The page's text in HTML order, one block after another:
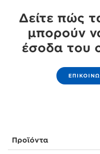
Δείτε πώς
μπορούν
έσοδα του
Προϊόντα